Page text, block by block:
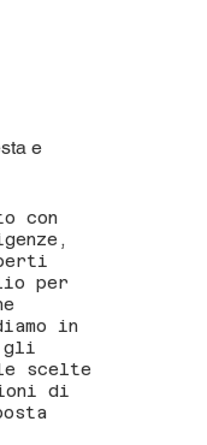
e
con
per
in
gli
scelte
di